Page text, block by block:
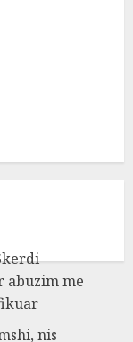
abuzim me
nis